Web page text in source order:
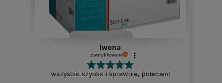
Iwona
zweryfikowano
wszystko szybko i sprawnie, polecam!